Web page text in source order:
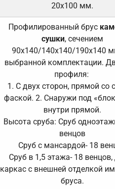
20х100 мм.
Профилированный брус
сушки, сечением
90х140/140х140/190х140
выбранной комплектации.
профиля:
1. С двух сторон, прямой со
фаской. 2. Снаружи под
внутри прямой.
Высота сруба: Сруб
венцов
Сруб с мансардой- 18
Сруб в 1,5 этажа- 18 венцов,
каркас с внешней отделкой
бруса.